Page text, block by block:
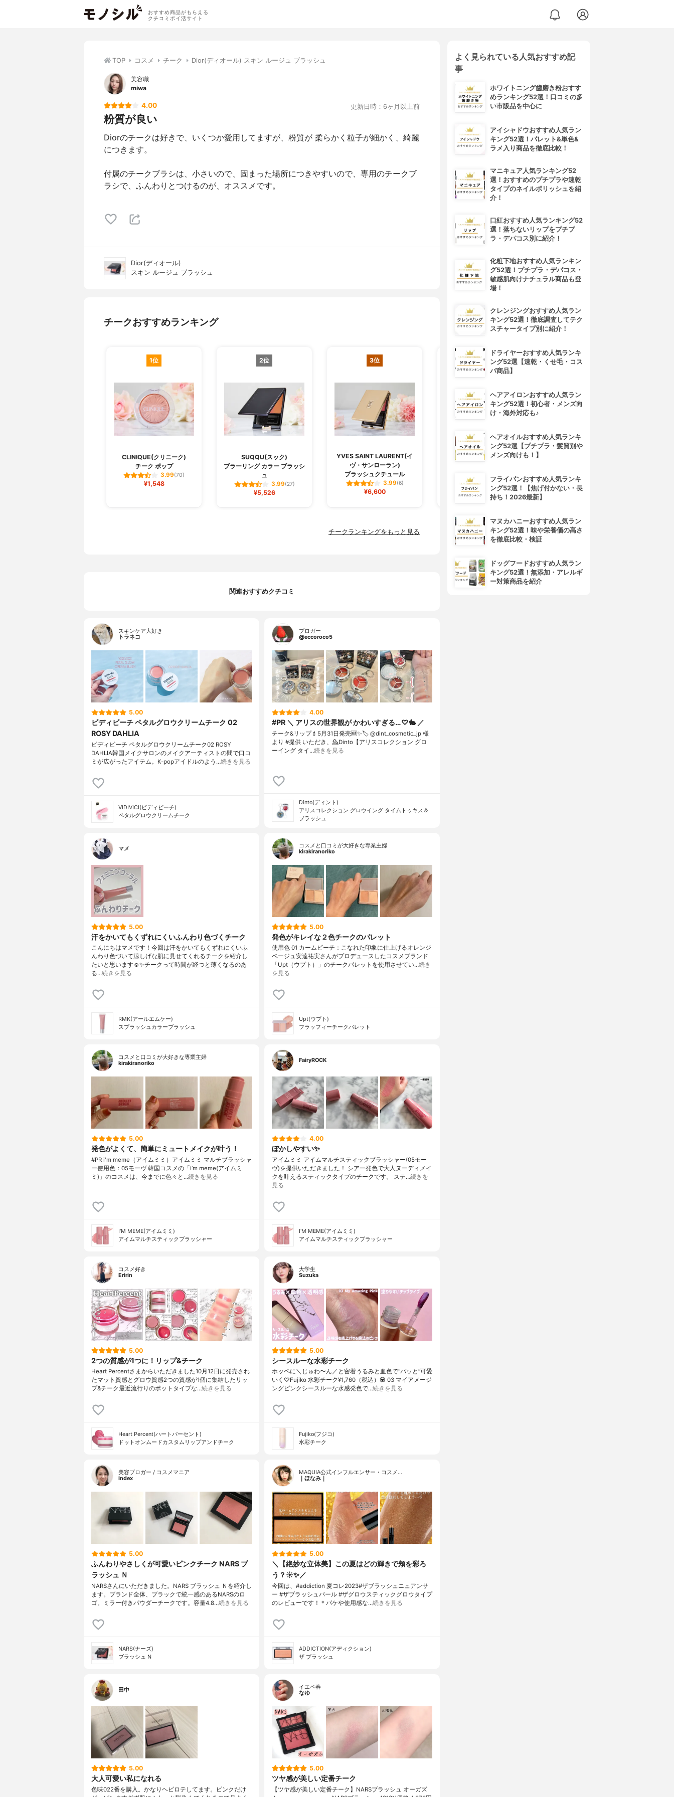
おすすめ商品がもらえる
クチコミポイ活サイト
TOP コスメ チーク Dior(ディオール) スキン ルージュ ブラッシュ
美容職
miwa
4.00 更新日時：6ヶ月以上前
粉質が良い
Diorのチークは好きで、いくつか愛用してますが、粉質が 柔らかく粒子が細かく、綺麗
につきます。
付属のチークブラシは、小さいので、固まった場所につきやすいので、専用のチークブ
ラシで、ふんわりとつけるのが、オススメです。
Dior(ディオール)
スキン ルージュ ブラッシュ
チークおすすめランキング
1位
CLINIQUE(クリニーク)
チーク ポップ
3.99(70)
¥1,548
2位
SUQQU(スック)
ブラーリング カラー ブラッシ
ュ
3.99(27)
¥5,526
3位
YVES SAINT LAURENT(イ
ヴ・サンローラン)
ブラッシュクチュール
3.99(6)
¥6,600
4位
CANMAKE(キャンメイク)
3.98 (106)
¥600
チークランキングをもっと見る
関連おすすめクチコミ
スキンケア大好き
トラネコ
5.00
ビディビーチ ペタルグロウクリームチーク 02
ROSY DAHLIA
ビディビーチ ペタルグロウクリームチーク02 ROSY
DAHLIA韓国メイクサロンのメイクアーティストの間で口コ
ミが広がったアイテム。K-popアイドルのよう…続きを見る
VIDIVICI(ビディビーチ)
ペタルグロウクリームチーク
ブロガー
@eccoroco5
4.00
#PR ＼ アリスの世界観が かわいすぎる…♡🐇 ／
チーク&リップ💄⁡5月31日発売🆕✨⁡🏷️ @dint_cosmetic_jp 様
より #提供 いただき、⁡💁Dinto【アリスコレクション グロ
ーイング タイ…続きを見る
Dinto(ディント)
アリスコレクション グロウイング タイムトゥキス＆
ブラッシュ
マメ
5.00
汗をかいてもくずれにくいふんわり色づくチーク
こんにちはマメです！今回は汗をかいてもくずれにくいふ
んわり色づいて涼しげな肌に見せてくれるチークを紹介し
たいと思います☺️✨チークって時間が経つと薄くなるのあ
る…続きを見る
RMK(アールエムケー)
スプラッシュカラーブラッシュ
コスメと口コミが大好きな専業主婦
kirakiranoriko
5.00
発色がキレイな２色チークのパレット
使用色 01 カームビーチ：こなれた印象に仕上げるオレンジ
ベージュ安達祐実さんがプロデュースしたコスメブランド
「Upt（ウプト）」のチークパレットを使用させてい…続き
を見る
Upt(ウプト)
フラッフィーチークパレット
コスメと口コミが大好きな専業主婦
kirakiranoriko
5.00
発色がよくて、簡単にミュートメイクが叶う！
#PR i'm meme（アイムミミ）アイムミミ マルチブラッシャ
ー使用色：05モーヴ 韓国コスメの「i’m meme(アイムミ
ミ)」のコスメは、今までに色々と…続きを見る
I'M MEME(アイムミミ)
アイムマルチスティックブラッシャー
FairyROCK
4.00
ぼかしやすい✨
アイムミミ アイムマルチスティックブラッシャー(05モー
ヴ)を提供いただきました！ シアー発色で大人ヌーディメイ
クを叶えるスティックタイプのチークです。 ステ…続きを
見る
I'M MEME(アイムミミ)
アイムマルチスティックブラッシャー
コスメ好き
Eririn
5.00
2つの質感が1つに！リップ&チーク
Heart Percentさまからいただきました10月12日に発売され
たマット質感とグロウ質感2つの質感が1個に集結したリッ
プ&チーク最近流行りのポットタイプな…続きを見る
Heart Percent(ハートパーセント)
ドットオンムードカスタムリップアンドチーク
大学生
Suzuka
5.00
シースルーな水彩チーク
ホッペに＼じゅわ〜ん／と密着うるみと血色で“パッと”可愛
いく♡Fujiko 水彩チーク¥1,760（税込）💟 03 マイアメージ
ングピンクシースルーな水感発色で…続きを見る
Fujiko(フジコ)
水彩チーク
美容ブロガー / コスメマニア
index
5.00
ふんわりやさしくが可愛いピンクチーク NARS ブ
ラッシュ Ｎ
NARSさんにいただきました。NARS ブラッシュ Ｎを紹介し
ます。ブランド全体、ブラックで統一感のあるNARSのロ
ゴ。ミラー付きパウダーチークです。容量4.8…続きを見る
NARS(ナーズ)
ブラッシュ N
MAQUIA公式インフルエンサー・コスメ…
｜ほなみ｜
5.00
＼【絶妙な立体美】この夏はどの輝きで頬を彩ろ
う？☀️✨／
今回は、#addiction 夏コレ2023#ザブラッシュニュアンサ
ー #ザブラッシュパール #ザグロウスティックグロウタイプ
のレビューです！＊パケや使用感な…続きを見る
ADDICTION(アディクション)
ザ ブラッシュ
田中
5.00
大人可愛い私になれる
色味022番を購入。かなりヘビロテしてます。ピンクだけ
イエベ春
なゆ
5.00
ツヤ感が美しい定番チーク
【ツヤ感が美しい定番チーク】NARSブラッシュ オーガズ
よく見られている人気おすすめ記
事
ホワイトニング歯磨き粉おすす
めランキング52選！口コミの多
い市販品を中心に
アイシャドウおすすめ人気ラン
キング52選！パレット&単色&
ラメ入り商品を徹底比較！
マニキュア人気ランキング52
選！おすすめのプチプラや速乾
タイプのネイルポリッシュを紹
介！
口紅おすすめ人気ランキング52
選！落ちないリップをプチプ
ラ・デパコス別に紹介！
化粧下地おすすめ人気ランキン
グ52選！プチプラ・デパコス・
敏感肌向けナチュラル商品も登
場！
クレンジングおすすめ人気ラン
キング52選！徹底調査してテク
スチャータイプ別に紹介！
ドライヤーおすすめ人気ランキ
ング52選【速乾・くせ毛・コス
パ商品】
ヘアアイロンおすすめ人気ラン
キング52選！初心者・メンズ向
け・海外対応も♪
ヘアオイルおすすめ人気ランキ
ング52選【プチプラ・髪質別や
メンズ向けも！】
フライパンおすすめ人気ランキ
ング52選！【焦げ付かない・長
持ち！2026最新】
マヌカハニーおすすめ人気ラン
キング52選！味や栄養価の高さ
を徹底比較・検証
ドッグフードおすすめ人気ラン
キング52選！無添加・アレルギ
ー対策商品を紹介